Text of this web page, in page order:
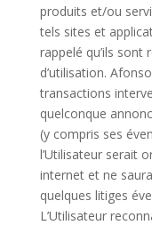
produits et/ou
tels sites et
rappelé qu’ils sont
d’utilisation.
transactions
quelconque
(y compris ses
l’Utilisateur serait
internet et ne
quelques litiges
L’Utilisateur